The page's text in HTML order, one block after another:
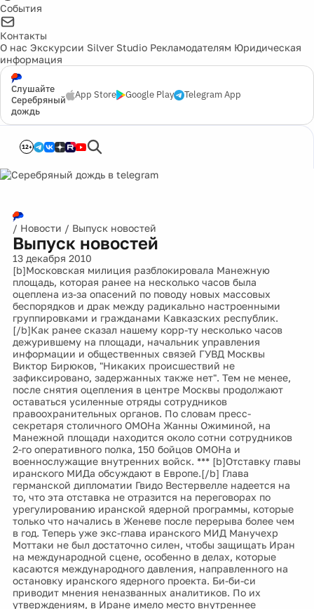
События
Контакты
О нас Экскурсии Silver Studio Рекламодателям Юридическая
информация
Слушайте
Серебряный
дождь
App Store Google Play Telegram App
12+
/ Новости / Выпуск новостей
Выпуск новостей
13 декабря 2010
[b]Московская милиция разблокировала Манежную
площадь, которая ранее на несколько часов была
оцеплена из-за опасений по поводу новых массовых
беспорядков и драк между радикально настроенными
группировками и гражданами Кавказских республик.
[/b]Как ранее сказал нашему корр-ту несколько часов
дежурившему на площади, начальник управления
информации и общественных связей ГУВД Москвы
Виктор Бирюков, "Никаких происшествий не
зафиксировано, задержанных также нет". Тем не менее,
после снятия оцепления в центре Москвы продолжают
оставаться усиленные отряды сотрудников
правоохранительных органов. По словам пресс-
секретаря столичного ОМОНа Жанны Ожиминой, на
Манежной площади находится около сотни сотрудников
2-го оперативного полка, 150 бойцов ОМОНа и
военнослужащие внутренних войск. *** [b]Отставку главы
иранского МИДа обсуждают в Европе.[/b] Глава
германской дипломатии Гвидо Вестервелле надеется на
то, что эта отставка не отразится на переговорах по
урегулированию иранской ядерной программы, которые
только что начались в Женеве после перерыва более чем
в год. Теперь уже экс-глава иранского МИД Манучехр
Моттаки не был достаточно силен, чтобы защищать Иран
на международной сцене, особенно в делах, которые
касаются международного давления, направленного на
остановку иранского ядерного проекта. Би-би-си
приводит мнения неназванных аналитиков. По их
утверждениям, в Иране имело место внутреннее